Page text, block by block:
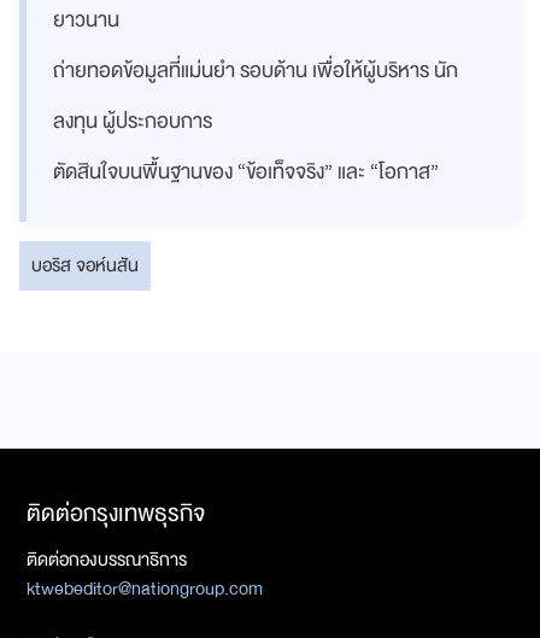
ยาวนาน
ถ่ายทอดข้อมูลที่แม่นยำ รอบด้าน เพื่อให้ผู้บริหาร นัก
ลงทุน ผู้ประกอบการ
ตัดสินใจบนพื้นฐานของ “ข้อเท็จจริง” และ “โอกาส”
บอริส จอห์นสัน
ติดต่อกรุงเทพธุรกิจ
ติดต่อกองบรรณาธิการ
ktwebeditor@nationgroup.com